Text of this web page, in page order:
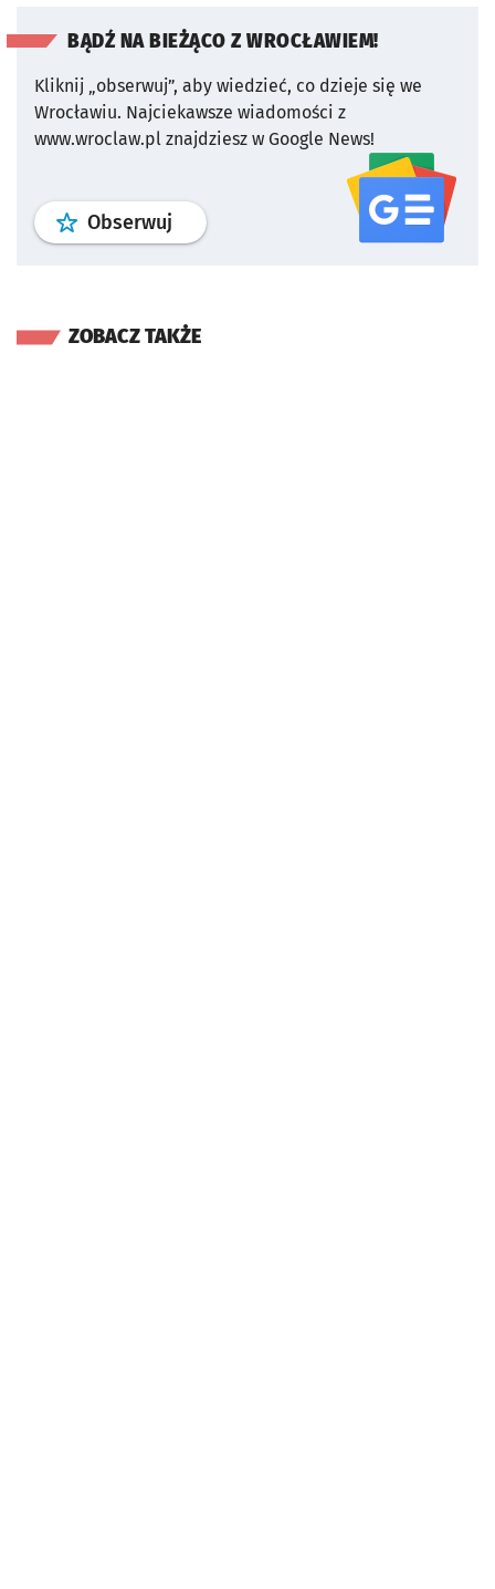
BĄDŹ NA BIEŻĄCO Z WROCŁAWIEM!
Kliknij „obserwuj”, aby wiedzieć, co dzieje się we
Wrocławiu. Najciekawsze wiadomości z
www.wroclaw.pl znajdziesz w Google News!
Obserwuj profil serwisu
ZOBACZ TAKŻE